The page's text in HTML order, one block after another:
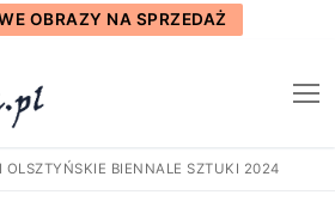
OBRAZY NA SPRZEDAŻ
OLSZTYŃSKIE BIENNALE SZTUKI 2024